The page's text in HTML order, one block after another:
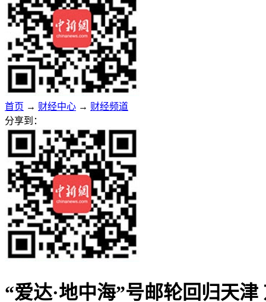
首页 → 财经中心 → 财经频道
分享到：
“爱达·地中海”号邮轮回归天